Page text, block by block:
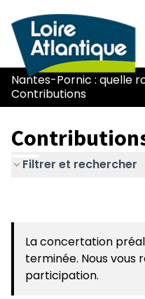
Nantes-Pornic : quelle
Contributions
Filtrer et rechercher
La concertation
terminée. Nous vous
participation.